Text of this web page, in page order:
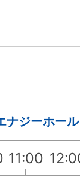
ジーホール
11:00